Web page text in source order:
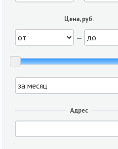
Цена, руб.
—
Адрес